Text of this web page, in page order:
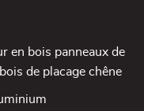
en bois panneaux de
de placage chêne